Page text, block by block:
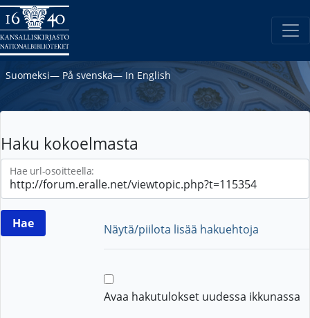
Suomeksi― På svenska― In English
Haku kokoelmasta
Hae url-osoitteella:
Näytä/piilota lisää hakuehtoja
Avaa hakutulokset uudessa ikkunassa